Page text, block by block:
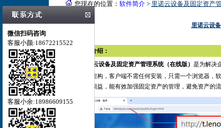
您现在的位置： 软件简介> 里诺云设备及固定资产
里诺云设
一、软件介绍：
里诺云设备及固定资产管理系统（在线版） 是为解决
案，一旦架构，客户端不需任何安装，只需一个浏览器，
本和当期损益，能有效加强固定资产的管理，避免资产
微信扫码咨询
客服小颜:18672215522
客服小余:18986609155